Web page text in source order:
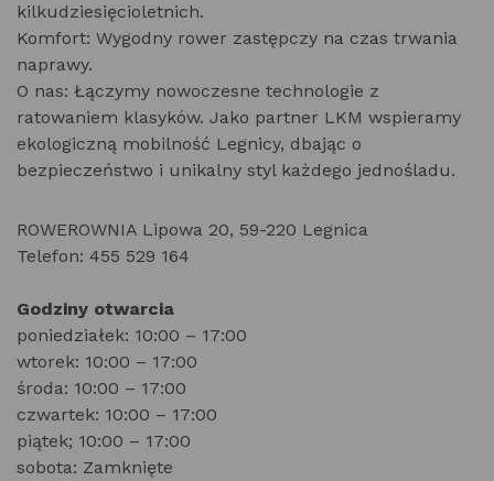
kilkudziesięcioletnich.
Komfort: Wygodny rower zastępczy na czas trwania
naprawy.
O nas: Łączymy nowoczesne technologie z
ratowaniem klasyków. Jako partner LKM wspieramy
ekologiczną mobilność Legnicy, dbając o
bezpieczeństwo i unikalny styl każdego jednośladu.
ROWEROWNIA Lipowa 20, 59-220 Legnica
Telefon: 455 529 164
Godziny otwarcia
poniedziałek: 10:00 – 17:00
wtorek: 10:00 – 17:00
środa: 10:00 – 17:00
czwartek: 10:00 – 17:00
piątek; 10:00 – 17:00
sobota: Zamknięte